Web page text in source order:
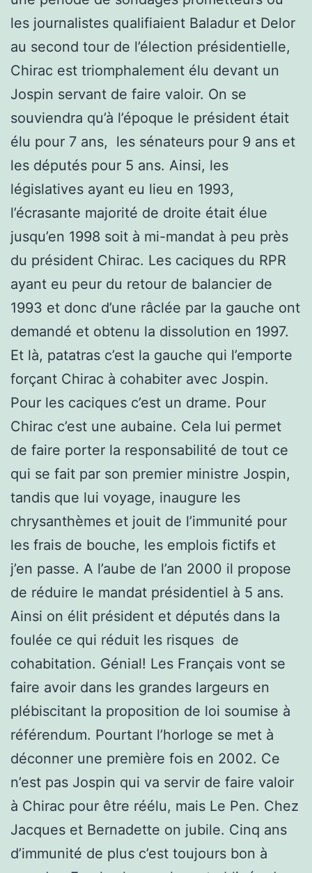
les journalistes qualifiaient Baladur et Delor
au second tour de l’élection présidentielle,
Chirac est triomphalement élu devant un
Jospin servant de faire valoir. On se
souviendra qu’à l’époque le président était
élu pour 7 ans, les sénateurs pour 9 ans et
les députés pour 5 ans. Ainsi, les
législatives ayant eu lieu en 1993,
l’écrasante majorité de droite était élue
jusqu’en 1998 soit à mi-mandat à peu près
du président Chirac. Les caciques du RPR
ayant eu peur du retour de balancier de
1993 et donc d’une râclée par la gauche ont
demandé et obtenu la dissolution en 1997.
Et là, patatras c’est la gauche qui l’emporte
forçant Chirac à cohabiter avec Jospin.
Pour les caciques c’est un drame. Pour
Chirac c’est une aubaine. Cela lui permet
de faire porter la responsabilité de tout ce
qui se fait par son premier ministre Jospin,
tandis que lui voyage, inaugure les
chrysanthèmes et jouit de l’immunité pour
les frais de bouche, les emplois fictifs et
j’en passe. A l’aube de l’an 2000 il propose
de réduire le mandat présidentiel à 5 ans.
Ainsi on élit président et députés dans la
foulée ce qui réduit les risques de
cohabitation. Génial! Les Français vont se
faire avoir dans les grandes largeurs en
plébiscitant la proposition de loi soumise à
référendum. Pourtant l’horloge se met à
déconner une première fois en 2002. Ce
n’est pas Jospin qui va servir de faire valoir
à Chirac pour être réélu, mais Le Pen. Chez
Jacques et Bernadette on jubile. Cinq ans
d’immunité de plus c’est toujours bon à